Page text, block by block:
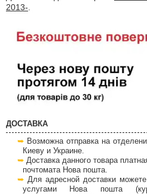
2013-.
ДОСТАВКА
Возможна отправка на
Киеву и Украине.
Доставка данного товара
почтомата Нова пошта.
Для адресной доставки
услугами Нова пошта